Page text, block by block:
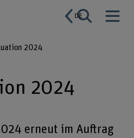
DE
2024
2024
erneut im Auftrag